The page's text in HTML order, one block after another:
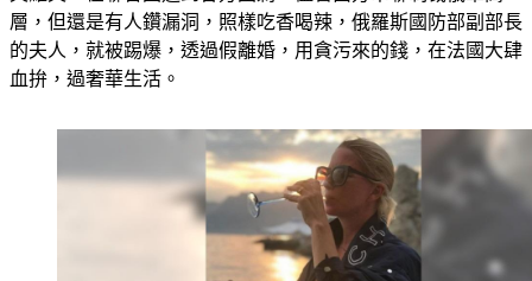
層，但還是有人鑽漏洞，照樣吃香喝辣，俄羅斯國防部副部長
的夫人，就被踢爆，透過假離婚，用貪污來的錢，在法國大肆
血拚，過奢華生活。